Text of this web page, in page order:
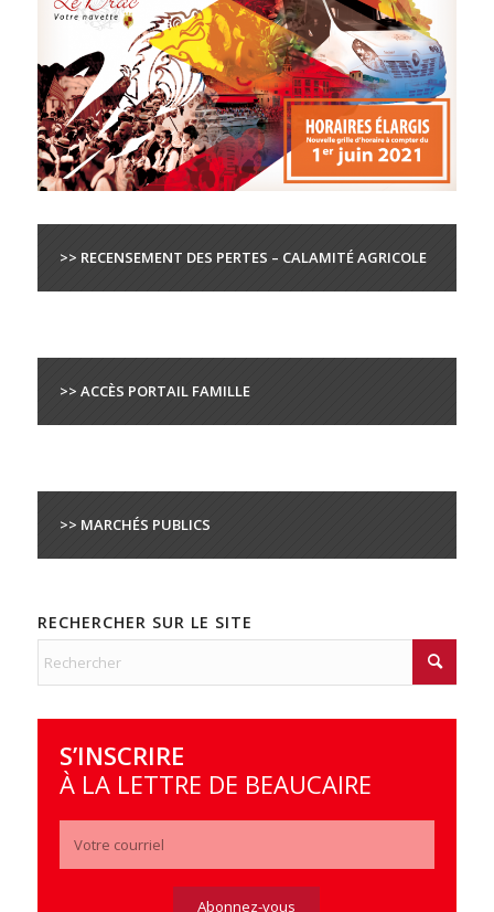
>> RECENSEMENT DES PERTES – CALAMITÉ AGRICOLE
>> ACCÈS PORTAIL FAMILLE
>> MARCHÉS PUBLICS
RECHERCHER SUR LE SITE
S’INSCRIRE
À LA LETTRE DE BEAUCAIRE